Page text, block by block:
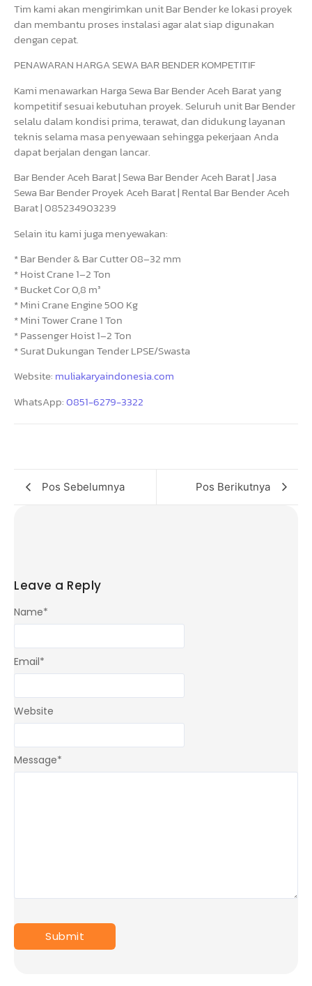
Tim kami akan mengirimkan unit Bar Bender ke lokasi proyek
dan membantu proses instalasi agar alat siap digunakan
dengan cepat.
PENAWARAN HARGA SEWA BAR BENDER KOMPETITIF
Kami menawarkan Harga Sewa Bar Bender Aceh Barat yang
kompetitif sesuai kebutuhan proyek. Seluruh unit Bar Bender
selalu dalam kondisi prima, terawat, dan didukung layanan
teknis selama masa penyewaan sehingga pekerjaan Anda
dapat berjalan dengan lancar.
Bar Bender Aceh Barat | Sewa Bar Bender Aceh Barat | Jasa
Sewa Bar Bender Proyek Aceh Barat | Rental Bar Bender Aceh
Barat | 085234903239
Selain itu kami juga menyewakan:
* Bar Bender & Bar Cutter 08–32 mm
* Hoist Crane 1–2 Ton
* Bucket Cor 0,8 m³
* Mini Crane Engine 500 Kg
* Mini Tower Crane 1 Ton
* Passenger Hoist 1–2 Ton
* Surat Dukungan Tender LPSE/Swasta
Website: muliakaryaindonesia.com
WhatsApp:0851-6279-3322
Pos Sebelumnya Pos Berikutnya
Leave a Reply
Message*
Name*
Email*
Website